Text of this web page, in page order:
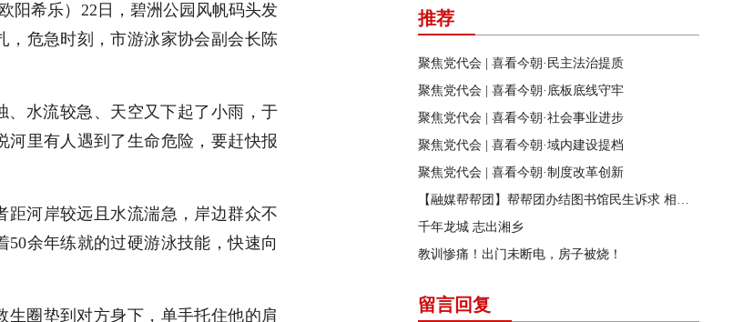
阳希乐） 22日，碧洲公园风帆码头发
，危急时刻，市游泳家协会副会长陈
、水流较急、天空又下起了小雨，于
河里有人遇到了生命危险，要赶快报
河岸较远且水流湍急，岸边群众不
50余年练就的过硬游泳技能，快速向
圈垫到对方身下，单手托住他的肩
推荐
聚焦党代会 | 喜看今朝·民主法治提质
聚焦党代会 | 喜看今朝·底板底线守牢
聚焦党代会 | 喜看今朝·社会事业进步
聚焦党代会 | 喜看今朝·域内建设提档
聚焦党代会 | 喜看今朝·制度改革创新
【融媒帮帮团】帮帮团办结图书馆民生诉求 相关部门迅速行动 改善市民阅读环境
千年龙城 志出湘乡
教训惨痛！出门未断电，房子被烧！
留言回复